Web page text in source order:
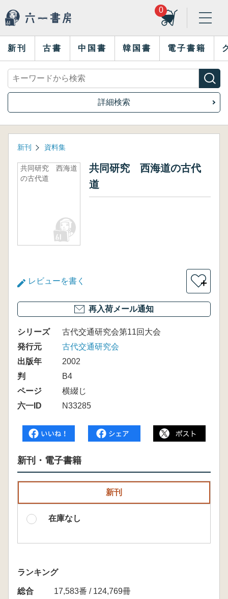
0
新刊 古書 中国書 韓国書 電子書籍
詳細検索
新刊 資料集
共同研究 西海道
の古代道
共同研究 西海道の古代
道
レビューを書く ＋
再入荷メール通知
シリーズ
古代交通研究会第11回大会
発行元
古代交通研究会
出版年
2002
判
B4
ページ
横綴じ
六一ID
N33285
新刊・電子書籍
新刊
在庫なし
ランキング
総合
17,583番 / 124,769冊